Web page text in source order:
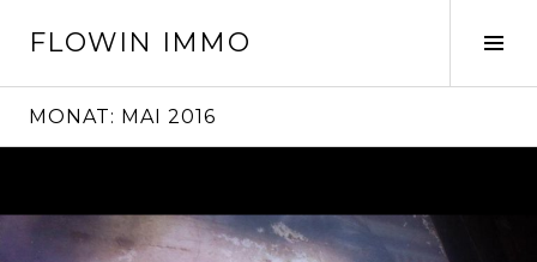
zumFLOWIN IMMO
MONAT: MAI 2016